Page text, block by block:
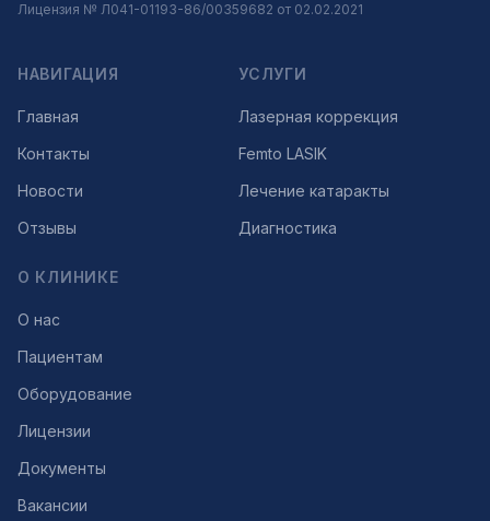
Лицензия № Л041-01193-86/00359682 от 02.02.2021
НАВИГАЦИЯ
Главная
Контакты
Новости
Отзывы
УСЛУГИ
Лазерная коррекция
Femto LASIK
Лечение катаракты
Диагностика
О КЛИНИКЕ
О нас
Пациентам
Оборудование
Лицензии
Документы
Вакансии